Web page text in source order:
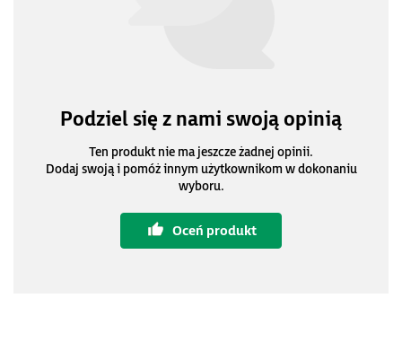
Podziel się z nami swoją opinią
Ten produkt nie ma jeszcze żadnej opinii.
Dodaj swoją i pomóż innym użytkownikom w dokonaniu
wyboru.
Oceń produkt